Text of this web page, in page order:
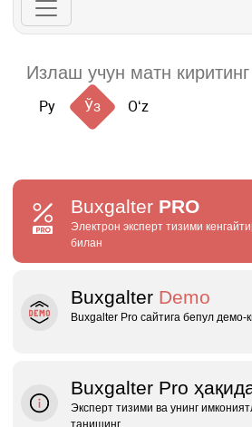
Ру Ўз Oʻz
Buxgalter PRO
Электрон эксперт тизими
билан
Buxgalter Demo
Buxgalter Pro сайтига бепул
Buxgalter Pro
Эксперт тизими ва унинг